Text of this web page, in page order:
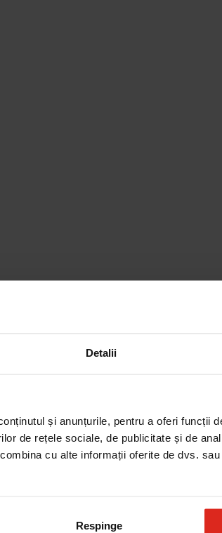
Detalii
și anunțurile, pentru a oferi funcții
de rețele sociale, de publicitate și de
cu alte informații oferite de dvs.
Respinge